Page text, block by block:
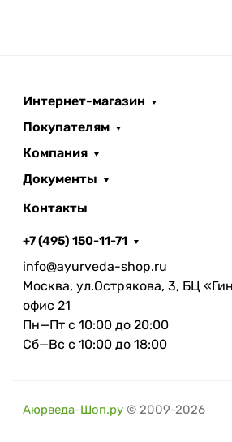
Интернет-магазин
Покупателям
Компания
Документы
Контакты
+7 (495) 150-11-71
info@ayurveda-shop.ru
Москва, ул.Острякова, 3, БЦ
офис 21
Пн—Пт с 10:00 до 20:00
Сб—Вс с 10:00 до 18:00
Аюрведа-Шоп.ру © 2009-2026